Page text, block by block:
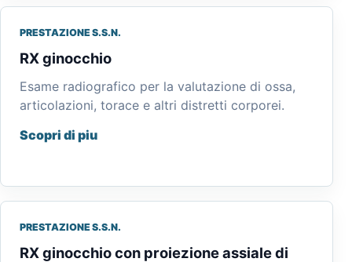
PRESTAZIONE S.S.N.
RX ginocchio
Esame radiografico per la valutazione di ossa,
articolazioni, torace e altri distretti corporei.
Scopri di piu
PRESTAZIONE S.S.N.
RX ginocchio con proiezione assiale di